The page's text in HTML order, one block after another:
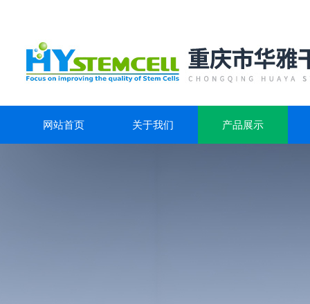
网站首页 关于我们 产品展示